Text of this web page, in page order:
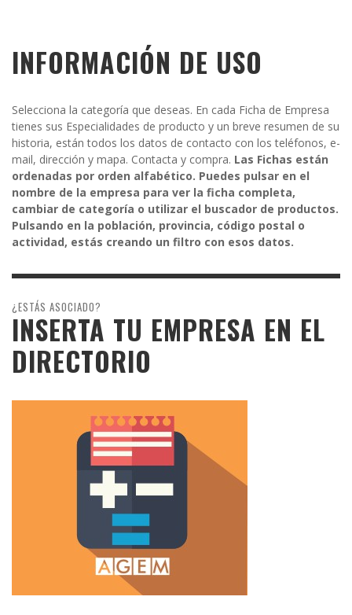
INFORMACIÓN DE USO
Selecciona la categoría que deseas. En cada Ficha de Empresa
tienes sus Especialidades de producto y un breve resumen de su
historia, están todos los datos de contacto con los teléfonos, e-
mail, dirección y mapa. Contacta y compra. Las Fichas están
ordenadas por orden alfabético. Puedes pulsar en el
nombre de la empresa para ver la ficha completa,
cambiar de categoría o utilizar el buscador de productos.
Pulsando en la población, provincia, código postal o
actividad, estás creando un filtro con esos datos.
¿ESTÁS ASOCIADO?
INSERTA TU EMPRESA EN EL
DIRECTORIO